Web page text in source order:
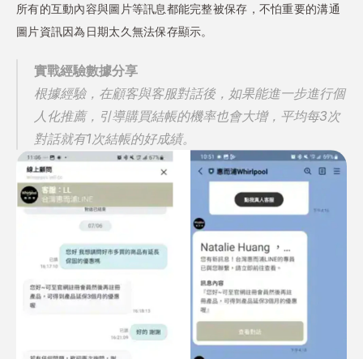
所有的互動內容與圖片等訊息都能完整被保存，不怕重要的溝通
圖片資訊因為日期太久無法保存顯示。
實戰經驗數據分享
根據經驗，在顧客與客服對話後，如果能進一步進行個
人化推薦，引導購買結帳的機率也會大增，平均每3次
對話就有1次結帳的好成績。